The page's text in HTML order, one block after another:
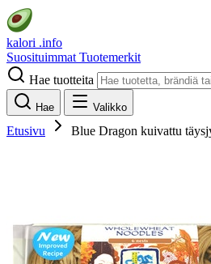
kalori .info
Suosituimmat Tuotemerkit
Hae tuotteita
Hae Valikko
Etusivu Blue Dragon kuivattu